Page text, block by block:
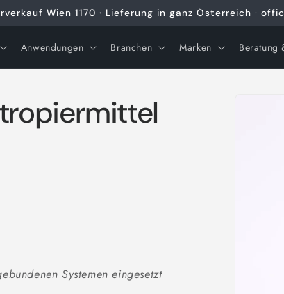
Wien 1170 · Lieferung in ganz Österreich ·
Anwendungen Branchen Marken Beratung
Systemen eingesetzt